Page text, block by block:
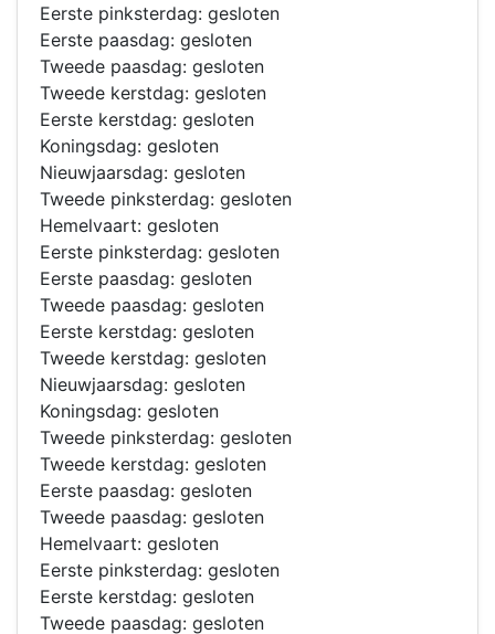
Eerste pinksterdag: gesloten
Eerste paasdag: gesloten
Tweede paasdag: gesloten
Tweede kerstdag: gesloten
Eerste kerstdag: gesloten
Koningsdag: gesloten
Nieuwjaarsdag: gesloten
Tweede pinksterdag: gesloten
Hemelvaart: gesloten
Eerste pinksterdag: gesloten
Eerste paasdag: gesloten
Tweede paasdag: gesloten
Eerste kerstdag: gesloten
Tweede kerstdag: gesloten
Nieuwjaarsdag: gesloten
Koningsdag: gesloten
Tweede pinksterdag: gesloten
Tweede kerstdag: gesloten
Eerste paasdag: gesloten
Tweede paasdag: gesloten
Hemelvaart: gesloten
Eerste pinksterdag: gesloten
Eerste kerstdag: gesloten
Tweede paasdag: gesloten